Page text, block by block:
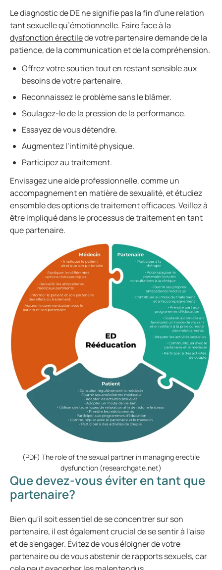
Le diagnostic de DE ne signifie pas la fin d'une relation
tant sexuelle qu’émotionnelle. Faire face à la
dysfonction érectilede votre partenaire demande de la
patience, de la communication et de la compréhension.
Offrez votre soutien tout en restant sensible aux
besoins de votre partenaire.
Reconnaissez le problème sans le blâmer.
Soulagez-le de la pression de la performance.
Essayez de vous détendre.
Augmentez l’intimité physique.
Participez au traitement.
Envisagez une aide professionnelle, comme un
accompagnement en matière de sexualité, et étudiez
ensemble des options de traitement efficaces. Veillez à
être impliqué dans le processus de traitement en tant
que partenaire.
(PDF) The role of the sexual partner in managing erectile
dysfunction (researchgate.net)
Que devez-vous éviter en tant que
partenaire?
Bien qu'il soit essentiel de se concentrer sur son
partenaire, il est également crucial de se sentir à l'aise
et de s'engager. Évitez de vous éloigner de votre
partenaire ou de vous abstenir de rapports sexuels, car